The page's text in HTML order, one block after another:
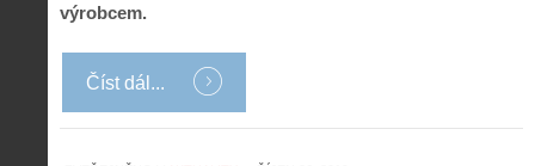
výrobcem.
Číst dál...